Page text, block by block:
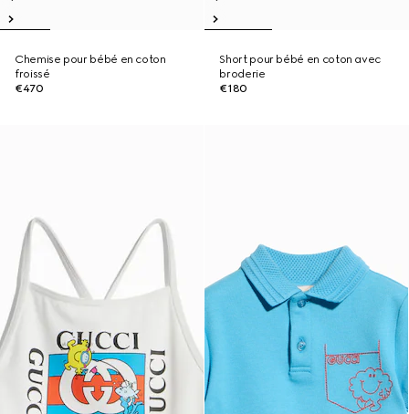
Chemise pour bébé en coton
froissé
€470
Short pour bébé en coton avec
broderie
€180